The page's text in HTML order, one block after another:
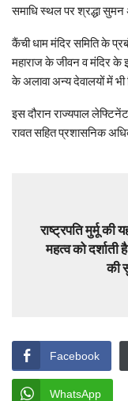
समाधि स्थल पर श्रद्धा सुमन
कैंची धाम मंदिर समिति के
महाराज के जीवन व मंदिर के
के अलावा अन्य देवालयों में भी
इस दौरान राज्यपाल
रावत सहित प्रशासनिक
राष्ट्रपति मुर्मू की
महत्व को दर्शाती
की
Facebook
WhatsApp